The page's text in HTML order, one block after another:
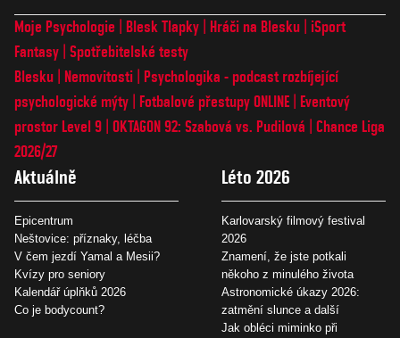
Moje Psychologie Blesk Tlapky Hráči na Blesku
iSport
Fantasy Spotřebitelské testy
Blesku
Nemovitosti
Psychologika - podcast rozbíjející
psychologické mýty
Fotbalové přestupy ONLINE
Eventový
prostor Level 9 OKTAGON 92: Szabová vs. Pudilová
Chance Liga
2026/27
Aktuálně
Epicentrum
Neštovice: příznaky, léčba
V čem jezdí Yamal a Mesii?
Kvízy pro seniory
Kalendář úplňků 2026
Co je bodycount?
Léto 2026
Karlovarský filmový festival
2026
Znamení, že jste potkali
někoho z minulého života
Astronomické úkazy 2026:
zatmění slunce a další
Jak obléci miminko při